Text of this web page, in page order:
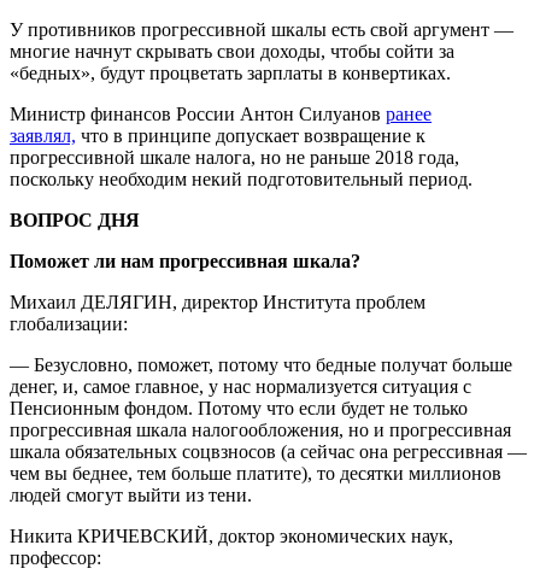
У противников прогрессивной шкалы есть свой аргумент —
многие начнут скрывать свои доходы, чтобы сойти за
«бедных», будут процветать зарплаты в конвертиках.
Министр финансов России Антон Силуанов ранее
заявлял, что в принципе допускает возвращение к
прогрессивной шкале налога, но не раньше 2018 года,
поскольку необходим некий подготовительный период.
ВОПРОС ДНЯ
Поможет ли нам прогрессивная шкала?
Михаил ДЕЛЯГИН, директор Института проблем
глобализации:
— Безусловно, поможет, потому что бедные получат больше
денег, и, самое главное, у нас нормализуется ситуация с
Пенсионным фондом. Потому что если будет не только
прогрессивная шкала налогообложения, но и прогрессивная
шкала обязательных соцвзносов (а сейчас она регрессивная —
чем вы беднее, тем больше платите), то десятки миллионов
людей смогут выйти из тени.
Никита КРИЧЕВСКИЙ, доктор экономических наук,
профессор: